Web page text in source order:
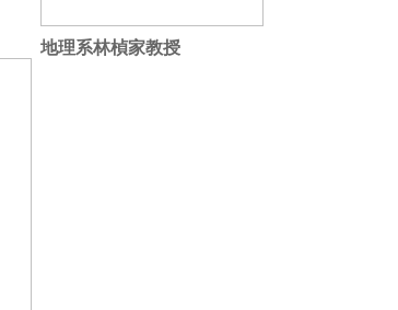
地理系林楨家教授